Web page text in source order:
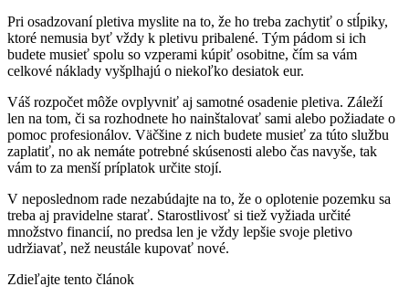
Pri osadzovaní pletiva myslite na to, že ho treba zachytiť o stĺpiky,
ktoré nemusia byť vždy k pletivu pribalené. Tým pádom si ich
budete musieť spolu so vzperami kúpiť osobitne, čím sa vám
celkové náklady vyšplhajú o niekoľko desiatok eur.
Váš rozpočet môže ovplyvniť aj samotné osadenie pletiva. Záleží
len na tom, či sa rozhodnete ho nainštalovať sami alebo požiadate o
pomoc profesionálov. Väčšine z nich budete musieť za túto službu
zaplatiť, no ak nemáte potrebné skúsenosti alebo čas navyše, tak
vám to za menší príplatok určite stojí.
V neposlednom rade nezabúdajte na to, že o oplotenie pozemku sa
treba aj pravidelne starať. Starostlivosť si tiež vyžiada určité
množstvo financií, no predsa len je vždy lepšie svoje pletivo
udržiavať, než neustále kupovať nové.
Zdieľajte tento článok